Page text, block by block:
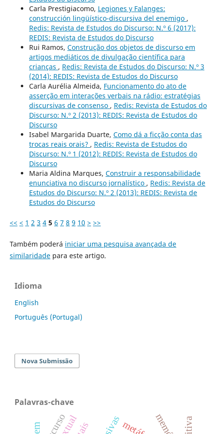
Carla Prestigiacomo, Legiones y Falanges:
construcción lingüístico-discursiva del enemigo ,
Redis: Revista de Estudos do Discurso: N.º 6 (2017):
REDIS: Revista de Estudos do Discurso
Rui Ramos, Construção dos objetos de discurso em
artigos mediáticos de divulgação científica para
crianças , Redis: Revista de Estudos do Discurso: N.º 3
(2014): REDIS: Revista de Estudos do Discurso
Carla Aurélia Almeida, Funcionamento do ato de
asserção em interações verbais na rádio: estratégias
discursivas de consenso , Redis: Revista de Estudos do
Discurso: N.º 2 (2013): REDIS: Revista de Estudos do
Discurso
Isabel Margarida Duarte, Como dá a ficção conta das
trocas reais orais? , Redis: Revista de Estudos do
Discurso: N.º 1 (2012): REDIS: Revista de Estudos do
Discurso
Maria Aldina Marques, Construir a responsabilidade
enunciativa no discurso jornalístico , Redis: Revista de
Estudos do Discurso: N.º 2 (2013): REDIS: Revista de
Estudos do Discurso
<< < 1 2 3 4 5 6 7 8 9 10 > >>
Também poderá iniciar uma pesquisa avançada de
similaridadepara este artigo.
Idioma
English
Português (Portugal)
Nova Submissão
Palavras-chave